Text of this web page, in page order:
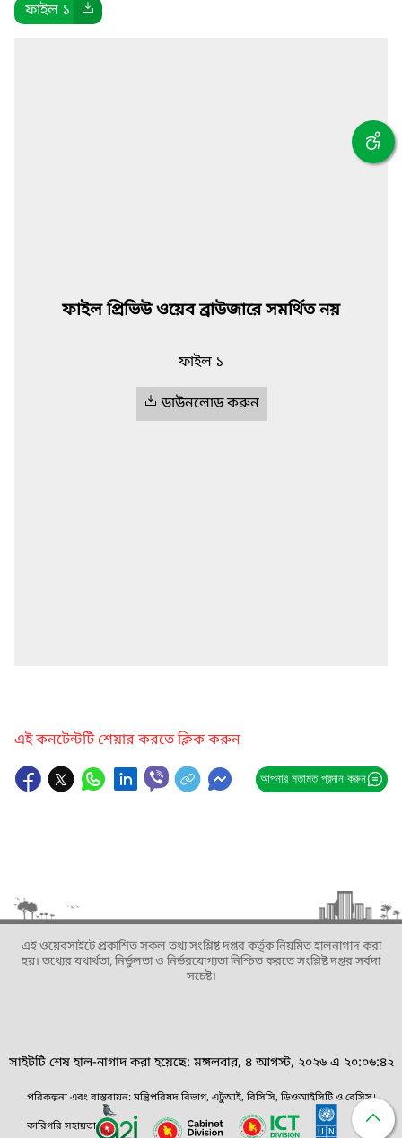
ফাইল ১
ফাইল প্রিভিউ ওয়েব ব্রাউজারে সমর্থিত নয়
ফাইল ১
ডাউনলোড করুন
এই কনটেন্টটি শেয়ার করতে ক্লিক করুন
আপনার মতামত প্রদান করুন
এই ওয়েবসাইটে প্রকাশিত সকল তথ্য সংশ্লিষ্ট দপ্তর কর্তৃক নিয়মিত হালনাগাদ করা
হয়। তথ্যের যথার্থতা, নির্ভুলতা ও নির্ভরযোগ্যতা নিশ্চিত করতে সংশ্লিষ্ট দপ্তর সর্বদা
সচেষ্ট।
সাইটটি শেষ হাল-নাগাদ করা হয়েছে: মঙ্গলবার, ৪ আগস্ট, ২০২৬ এ ২০:০৬:৪২
পরিকল্পনা এবং বাস্তবায়ন: মন্ত্রিপরিষদ বিভাগ, এটুআই, বিসিসি, ডিওআইসিটি ও বেসিস।
কারিগরি সহায়তা